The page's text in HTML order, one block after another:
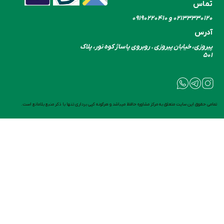
تمامی حقوق این سایت متعلق به مرکز مشاوره حافظ میباشد و هرگونه کپی برداری تنها با ذکر منبع بلامانع است.
تماس
۰۲۱۳۳۳۳۰​​​​​​​۱۲۰ و ۰۹۱۹۰۲۲۰۴۱۰
آدرس
پیروزی، خیابان پیروزی . روبروی پاساژ کوه نور، پلاک
۵۰۱